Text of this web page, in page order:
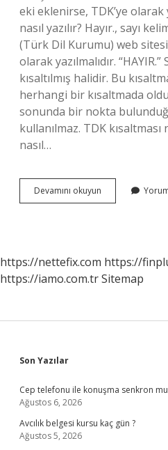
eki eklenirse, TDK’ye olarak
nasıl yazılır? Hayır., sayı
(Türk Dil Kurumu) web
olarak yazılmalıdır.
kısaltılmış halidir. Bu
herhangi bir kısaltmada
sonunda bir nokta
kullanılmaz. TDK
nasıl…
Devamını okuyun
Kısaltması
https://nettefix.com https://
https://iamo.com.trSitemap
Sidebar
Son Yazılar
Cep telefonu ile konuşma senkron
Ağustos 6, 2026
Avcılık belgesi kursu kaç gün ?
Ağustos 5, 2026